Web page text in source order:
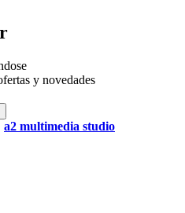
y novedades
a2 multimedia studio